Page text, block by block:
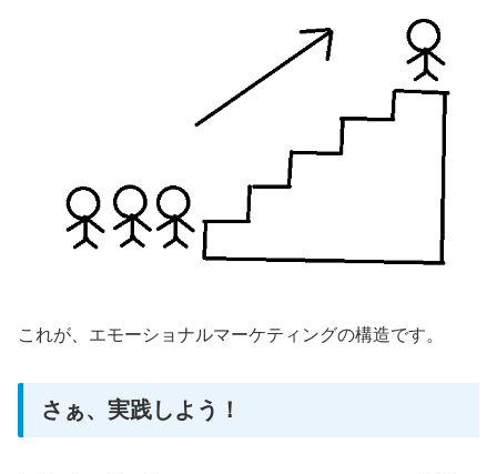
これが、エモーショナルマーケティングの構造です。
さぁ、実践しよう！